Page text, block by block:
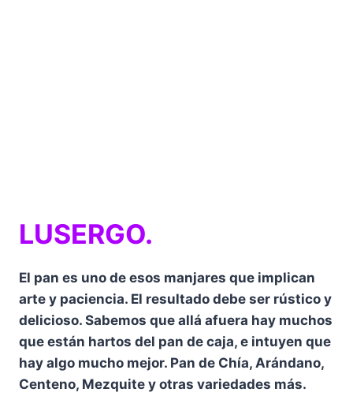
LUSERGO.
El pan es uno de esos manjares que implican
arte y paciencia. El resultado debe ser rústico y
delicioso. Sabemos que allá afuera hay muchos
que están hartos del pan de caja, e intuyen que
hay algo mucho mejor. Pan de Chía, Arándano,
Centeno, Mezquite y otras variedades más.